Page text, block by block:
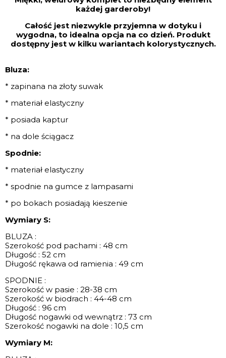
każdej garderoby!
Całość jest niezwykle przyjemna w dotyku i
wygodna, to idealna opcja na co dzień. Produkt
dostępny jest w kilku wariantach kolorystycznych.
Bluza:
* zapinana na złoty suwak
* materiał elastyczny
* posiada kaptur
* na dole ściągacz
Spodnie:
* materiał elastyczny
* spodnie na gumce z lampasami
* po bokach posiadają kieszenie
Wymiary S:
BLUZA :
Szerokość pod pachami : 48 cm
Długość : 52 cm
Długość rękawa od ramienia : 49 cm
SPODNIE :
Szerokość w pasie : 28-38 cm
Szerokość w biodrach : 44-48 cm
Długość : 96 cm
Długość nogawki od wewnątrz : 73 cm
Szerokość nogawki na dole : 10,5 cm
Wymiary M: